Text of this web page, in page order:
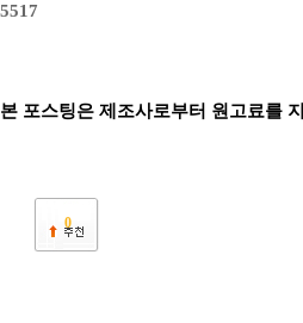
5517
본 포스팅은 제조사로부터 원고료를
0